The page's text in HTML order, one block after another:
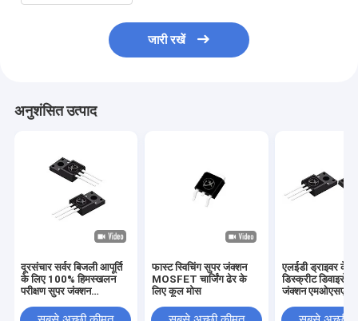
जारी रखें
अनुशंसित उत्पाद
दूरसंचार सर्वर बिजली आपूर्ति
के लिए 100% हिमस्खलन
परीक्षण सुपर जंक्शन
फास्ट स्विचिंग सुपर जंक्शन
MOSFET चार्जिंग ढेर के
लिए कूल मोस
एलईडी ड्राइवर के
डिस्क्रीट डिवाइसेस
जंक्शन